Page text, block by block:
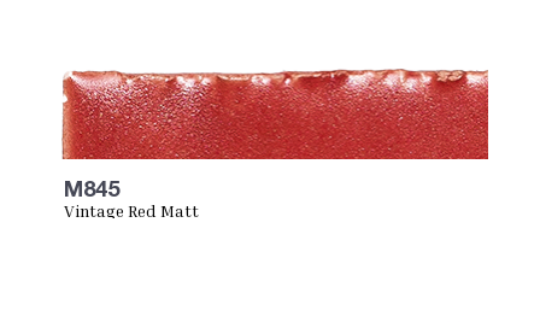
M845
Vintage Red Matt